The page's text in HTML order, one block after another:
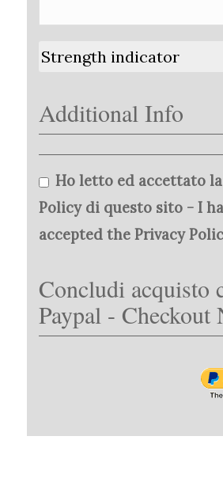
Strength indicator
Additional Info
Ho letto ed accettato
Policy di questo sito - I
accepted the Privacy
Concludi acquisto
Paypal - Checkout